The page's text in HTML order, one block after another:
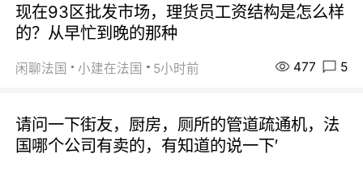
现在93区批发市场，理货员工资结构是怎么样
的？从早忙到晚的那种
闲聊法国 小建在法国 5小时前 477 5
请问一下街友，厨房，厕所的管道疏通机，法
国哪个公司有卖的，有知道的说一下′